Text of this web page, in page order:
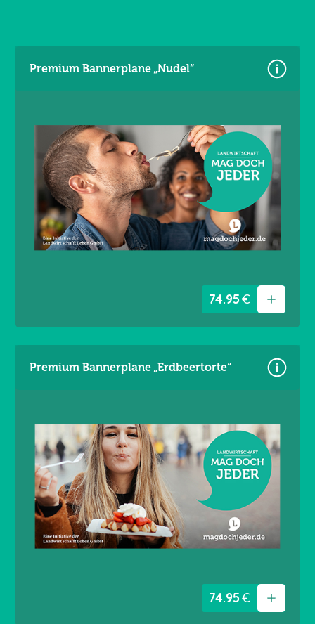
Premium Bannerplane „Nudel“
Größe: 340 × 173 cm
Material: Premium Frontlit 550 g/m²
Brandschutzklasse B1
Randverstärkt links / rechts
Ösen umlaufend alle 20 cm
74.95€
Premium Bannerplane „Erdbeertorte“
Größe: 340 × 173 cm
Material: Premium Frontlit 550 g/m²
Brandschutzklasse B1
Randverstärkt links / rechts
Ösen umlaufend alle 20 cm
74.95€